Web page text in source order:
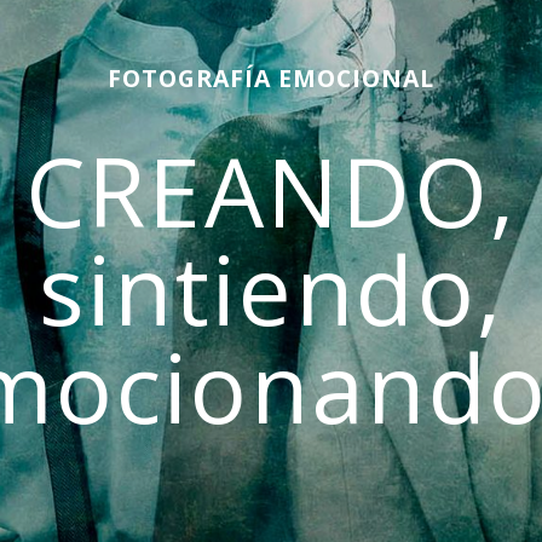
FOTOGRAFÍA EMOCIONAL
CREANDO,
sintiendo,